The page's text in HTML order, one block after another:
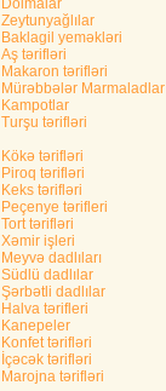
Dolmalar
Zeytunyağlılar
Baklagil yeməkləri
Aş tərifləri
Makaron tərifləri
Mürəbbələr Marmaladlar
Kampotlar
Turşu tərifləri
Kökə tərifləri
Piroq tərifləri
Keks tərifləri
Peçenye tərifleri
Tort tərifləri
Xəmir işleri
Meyvə dadlıları
Südlü dadlılar
Şərbətli dadlılar
Halva tərifleri
Kanepeler
Konfet tərifləri
İçəcək tərifləri
Marojna tərifləri